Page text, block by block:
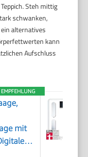
Steh mittig
schwanken,
alternatives
kann
Aufschluss
EMPFEHLUNG
mit